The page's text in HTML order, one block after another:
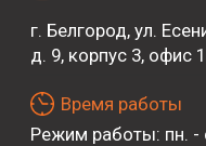
г. Белгород, ул.
д. 9, корпус 3, офис
Режим работы: пн. -
Время работы